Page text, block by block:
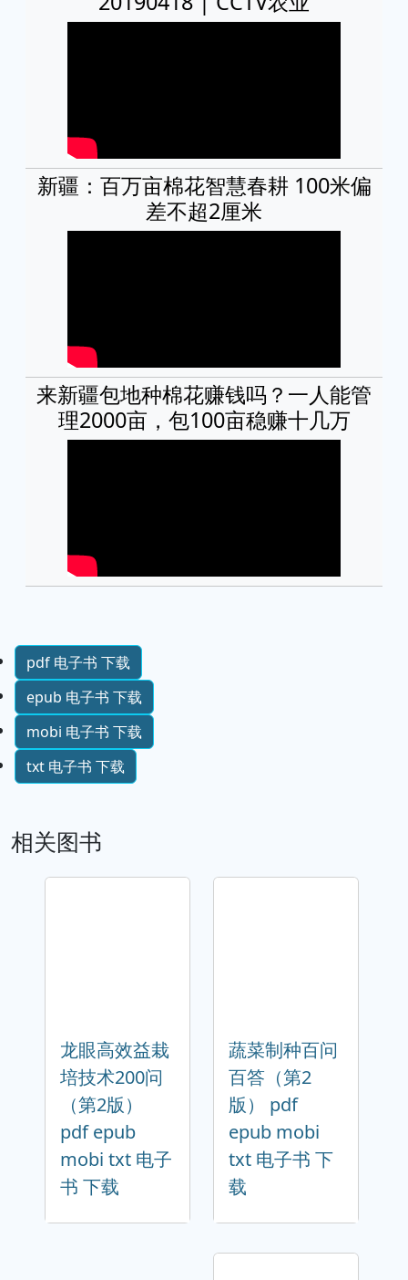
新疆：百万亩棉花智慧春耕 100米偏
差不超2厘米
来新疆包地种棉花赚钱吗？一人能管
理2000亩，包100亩稳赚十几万
pdf 电子书 下载
epub 电子书 下载
mobi 电子书 下载
txt 电子书 下载
相关图书
龙眼高效益栽
培技术200问
（第2版）
pdf epub
mobi txt 电子
书 下载
蔬菜制种百问
百答（第2
版） pdf
epub mobi
txt 电子书 下
载